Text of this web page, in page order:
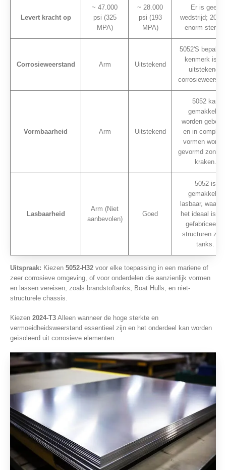
Levert kracht op
~ 47.000
psi (325
MPA)
~ 28.000
psi (193
MPA)
Er is geen
wedstrijd; 2024
enorm sterker.
Corrosieweerstand Arm Uitstekend
5052'S
kenmerk is de
uitstekende
Vormbaarheid Arm Uitstekend
5052 kan
gemakkelijk
worden
en in
vormen
gevormd
kraken.
Lasbaarheid
Arm (Niet
aanbevolen)
Goed
5052 is
gemakkelijk
lasbaar,
het ideaal is
gefabriceerde
structuren
tanks.
Uitspraak: Kiezen 5052-H32 voor elke toepassing in een mariene of
zeer corrosieve omgeving, of voor onderdelen die aanzienlijk vormen
en lassen vereisen, zoals brandstoftanks, Boat Hulls, en niet-
structurele chassis.
Kiezen 2024-T3 Alleen wanneer de hoge sterkte en
vermoeidheidsweerstand essentieel zijn en het onderdeel kan worden
geïsoleerd uit corrosieve elementen.